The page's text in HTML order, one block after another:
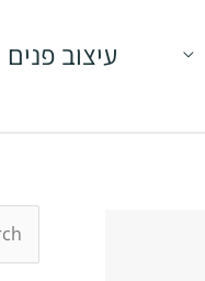
עיצוב פנים